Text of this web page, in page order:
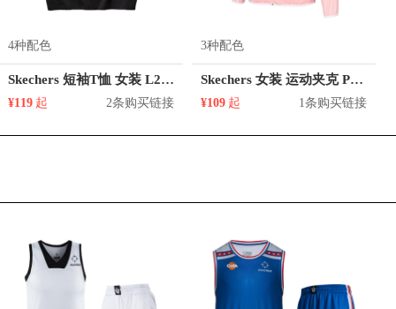
4种配色
Skechers 短袖T恤 女装 L221W268
¥119 起 2条购买链接
3种配色
Skechers 女装 运动夹克 P320W005
¥109 起 1条购买链接